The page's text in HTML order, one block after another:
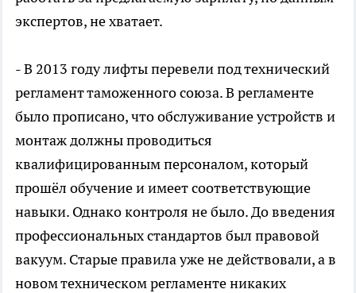
экспертов, не хватает.
- В 2013 году лифты перевели под технический
регламент таможенного союза. В регламенте
было прописано, что обслуживание устройств и
монтаж должны проводиться
квалифицированным персоналом, который
прошёл обучение и имеет соответствующие
навыки. Однако контроля не было. До введения
профессиональных стандартов был правовой
вакуум. Старые правила уже не действовали, а в
новом техническом регламенте никаких